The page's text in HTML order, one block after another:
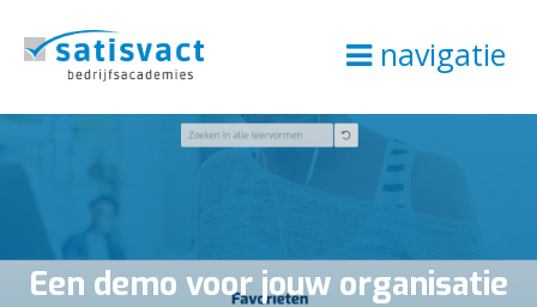
navigatie
Een demo voor jouw organisatie